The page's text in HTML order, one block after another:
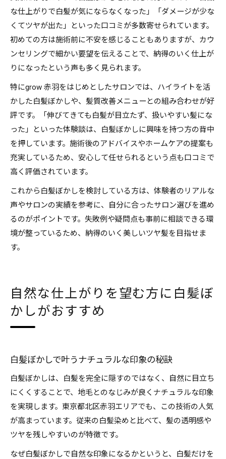
な仕上がりで白髪が気にならなくなった」「ダメージが少な
くてツヤが出た」といった口コミが多数寄せられています。
初めての方は施術前に不安を感じることもありますが、カウ
ンセリングで細かい要望を伝えることで、納得のいく仕上が
りになったという声も多く見られます。
特にgrow 赤羽をはじめとしたサロンでは、ハイライトを活
かした白髪ぼかしや、髪質改善メニューとの組み合わせが好
評です。「伸びてきても白髪が目立たず、扱いやすい髪にな
った」といった体験談は、白髪ぼかしに興味を持つ方の背中
を押しています。施術後のアドバイスやホームケアの提案も
充実しているため、安心して任せられるという点も口コミで
高く評価されています。
これから白髪ぼかしを検討している方は、体験者のリアルな
声やサロンの実績を参考に、自分に合ったサロン選びを進め
るのがポイントです。失敗例や疑問点も事前に相談できる環
境が整っているため、納得のいく美しいツヤ髪を目指せま
す。
自然な仕上がりを望む方に白髪ぼ
かしがおすすめ
白髪ぼかしで叶うナチュラルな印象の秘訣
白髪ぼかしは、白髪を完全に隠すのではなく、自然に目立ち
にくくすることで、地毛とのなじみが良くナチュラルな印象
を実現します。東京都北区赤羽エリアでも、この技術の人気
が高まっています。従来の白髪染めと比べて、髪の透明感や
ツヤを残しやすいのが特徴です。
なぜ白髪ぼかしで自然な印象になるかというと、白髪だけを